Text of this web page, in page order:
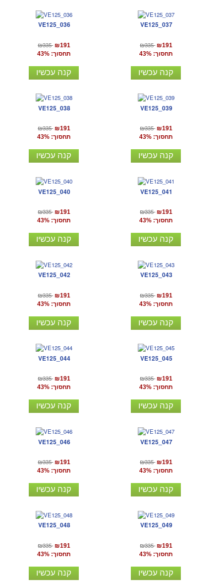
VE125_036
₪335 ₪191
תחסוך: 43%
קנה עכשיו
VE125_037
₪335 ₪191
תחסוך: 43%
קנה עכשיו
VE125_038
₪335 ₪191
תחסוך: 43%
קנה עכשיו
VE125_039
₪335 ₪191
תחסוך: 43%
קנה עכשיו
VE125_040
₪335 ₪191
תחסוך: 43%
קנה עכשיו
VE125_041
₪335 ₪191
תחסוך: 43%
קנה עכשיו
VE125_042
₪335 ₪191
תחסוך: 43%
קנה עכשיו
VE125_043
₪335 ₪191
תחסוך: 43%
קנה עכשיו
VE125_044
₪335 ₪191
תחסוך: 43%
קנה עכשיו
VE125_045
₪335 ₪191
תחסוך: 43%
קנה עכשיו
VE125_046
₪335 ₪191
תחסוך: 43%
קנה עכשיו
VE125_047
₪335 ₪191
תחסוך: 43%
קנה עכשיו
VE125_048
₪335 ₪191
תחסוך: 43%
קנה עכשיו
VE125_049
₪335 ₪191
תחסוך: 43%
קנה עכשיו